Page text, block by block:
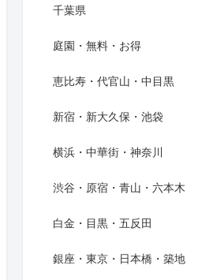
千葉県
庭園・無料・お得
恵比寿・代官山・中目黒
新宿・新大久保・池袋
横浜・中華街・神奈川
渋谷・原宿・青山・六本木
白金・目黒・五反田
銀座・東京・日本橋・築地